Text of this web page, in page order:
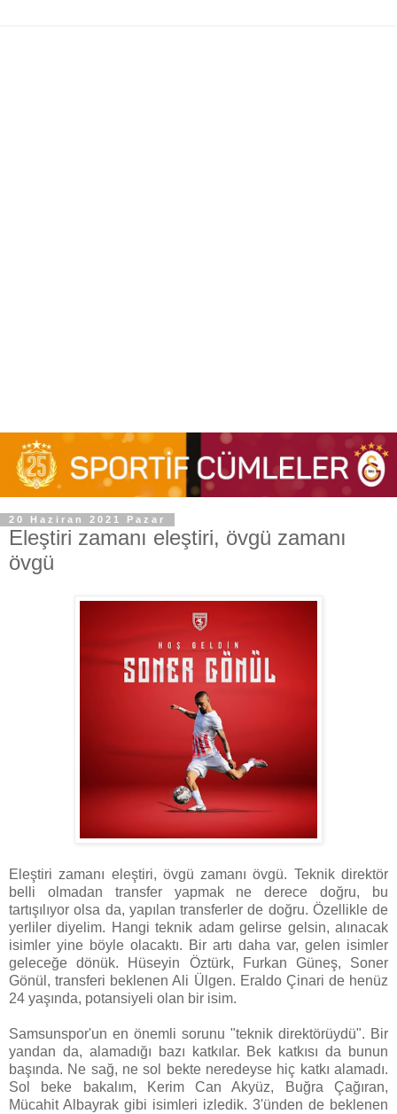
20 Haziran 2021 Pazar
Eleştiri zamanı eleştiri, övgü zamanı
övgü
Eleştiri zamanı eleştiri, övgü zamanı övgü. Teknik direktör
belli olmadan transfer yapmak ne derece doğru, bu
tartışılıyor olsa da, yapılan transferler de doğru. Özellikle de
yerliler diyelim. Hangi teknik adam gelirse gelsin, alınacak
isimler yine böyle olacaktı. Bir artı daha var, gelen isimler
geleceğe dönük. Hüseyin Öztürk, Furkan Güneş, Soner
Gönül, transferi beklenen Ali Ülgen. Eraldo Çinari de henüz
24 yaşında, potansiyeli olan bir isim.
Samsunspor'un en önemli sorunu "teknik direktörüydü". Bir
yandan da, alamadığı bazı katkılar. Bek katkısı da bunun
başında. Ne sağ, ne sol bekte neredeyse hiç katkı alamadı.
Sol beke bakalım, Kerim Can Akyüz, Buğra Çağıran,
Mücahit Albayrak gibi isimleri izledik. 3'ünden de beklenen